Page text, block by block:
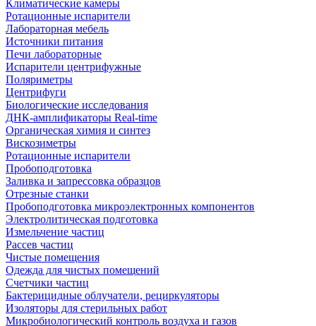
Климатические камеры
Ротационные испарители
Лабораторная мебель
Источники питания
Печи лабораторные
Испарители центрифужные
Поляриметры
Центрифуги
Биологические исследования
ДНК-амплификаторы Real-time
Органическая химия и синтез
Вискозиметры
Ротационные испарители
Пробоподготовка
Заливка и запрессовка образцов
Отрезные станки
Пробоподготовка микроэлектронных компонентов
Электролитическая подготовка
Измельчение частиц
Рассев частиц
Чистые помещения
Одежда для чистых помещений
Счетчики частиц
Бактерицидные облучатели, рециркуляторы
Изоляторы для стерильных работ
Микробиологический контроль воздуха и газов